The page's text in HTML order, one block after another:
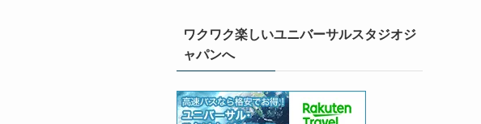
ワクワク楽しいユニバーサルスタジオジ
ャパンへ